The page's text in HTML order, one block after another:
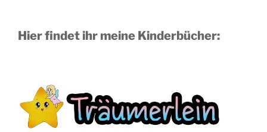
Hier findet ihr meine Kinderbücher: